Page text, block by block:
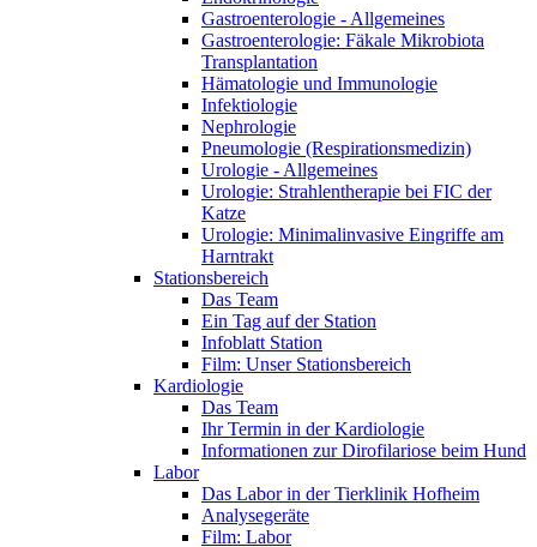
Gastroenterologie - Allgemeines
Gastroenterologie: Fäkale Mikrobiota
Transplantation
Hämatologie und Immunologie
Infektiologie
Nephrologie
Pneumologie (Respirationsmedizin)
Urologie - Allgemeines
Urologie: Strahlentherapie bei FIC der
Katze
Urologie: Minimalinvasive Eingriffe am
Harntrakt
Stationsbereich
Das Team
Ein Tag auf der Station
Infoblatt Station
Film: Unser Stationsbereich
Kardiologie
Das Team
Ihr Termin in der Kardiologie
Informationen zur Dirofilariose beim Hund
Labor
Das Labor in der Tierklinik Hofheim
Analysegeräte
Film: Labor